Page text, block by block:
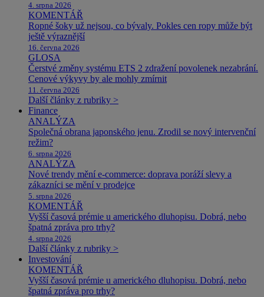
4. srpna 2026
KOMENTÁŘ
Ropné šoky už nejsou, co bývaly. Pokles cen ropy může být
ještě výraznější
16. června 2026
GLOSA
Čerstvé změny systému ETS 2 zdražení povolenek nezabrání.
Cenové výkyvy by ale mohly zmírnit
11. června 2026
Další články z rubriky >
Finance
ANALÝZA
Společná obrana japonského jenu. Zrodil se nový intervenční
režim?
6. srpna 2026
ANALÝZA
Nové trendy mění e-commerce: doprava poráží slevy a
zákazníci se mění v prodejce
5. srpna 2026
KOMENTÁŘ
Vyšší časová prémie u amerického dluhopisu. Dobrá, nebo
špatná zpráva pro trhy?
4. srpna 2026
Další články z rubriky >
Investování
KOMENTÁŘ
Vyšší časová prémie u amerického dluhopisu. Dobrá, nebo
špatná zpráva pro trhy?